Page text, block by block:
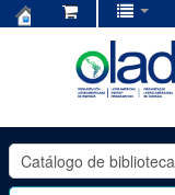
OLADE
-